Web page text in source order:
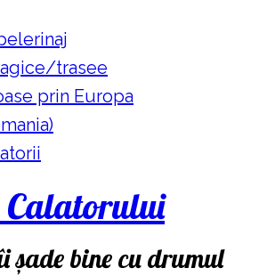
trasee
prin Europa
Calatorului
șade bine cu drumul